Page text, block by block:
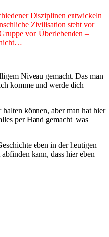
Disziplinen entwickeln
Zivilisation steht vor
von Überlebenden –
nicht…
Niveau gemacht. Das man
komme und werde dich
können, aber man hat hier
per Hand gemacht, was
eben in der heutigen
kann, dass hier eben